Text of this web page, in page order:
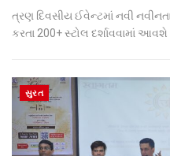
ત્રણ દિવસીય ઈવેન્ટમાં નવી
કરતા 200+ સ્ટોલ દર્શાવવામાં
સુરત